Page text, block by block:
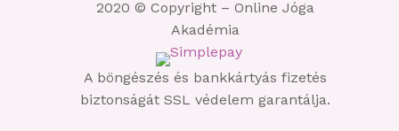
2020 © Copyright – Online Jóga
Akadémia
A böngészés és bankkártyás fizetés
biztonságát SSL védelem garantálja.